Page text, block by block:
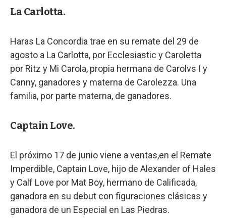
La Carlotta.
Haras La Concordia trae en su remate del 29 de
agosto a La Carlotta, por Ecclesiastic y Caroletta
por Ritz y Mi Carola, propia hermana de Carolvs I y
Canny, ganadores y materna de Carolezza. Una
familia, por parte materna, de ganadores.
Captain Love.
El próximo 17 de junio viene a ventas,en el Remate
Imperdible, Captain Love, hijo de Alexander of Hales
y Calf Love por Mat Boy, hermano de Calificada,
ganadora en su debut con figuraciones clásicas y
ganadora de un Especial en Las Piedras.